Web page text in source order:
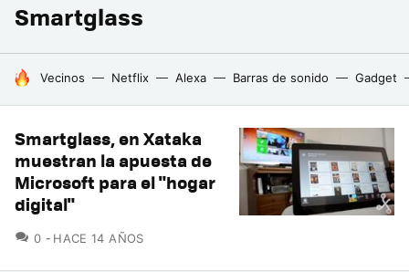
Smartglass
HOY SE HABLA DE
Vecinos Netflix Alexa Barras de sonido Gadget
Smartglass, en Xataka
muestran la apuesta de
Microsoft para el "hogar
digital"
0 COMENTARIOS
HACE 14 AÑOS